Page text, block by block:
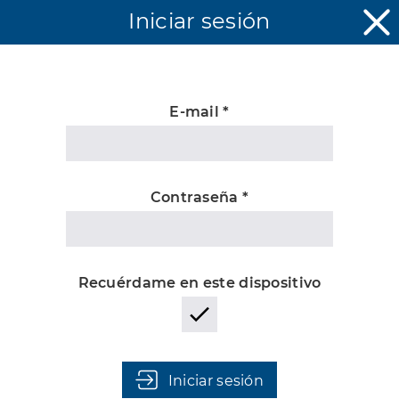
Desconocida
Iniciar sesión
E-mail *
Contraseña *
Recuérdame en este dispositivo
Iniciar sesión